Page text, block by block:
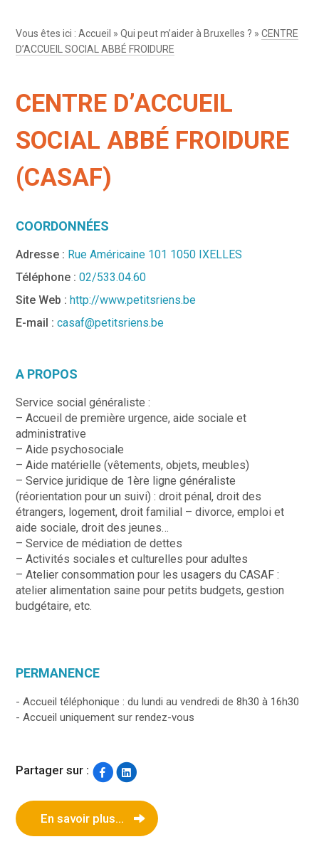
Vous êtes ici :Accueil »Qui peut m’aider à Bruxelles ? »CENTRE
D’ACCUEIL SOCIAL ABBÉ FROIDURE
CENTRE D’ACCUEIL
SOCIAL ABBÉ FROIDURE
(CASAF)
COORDONNÉES
Adresse : Rue Américaine 101 1050 IXELLES
Téléphone :02/533.04.60
Site Web : http://www.petitsriens.be
E-mail : casaf@petitsriens.be
A PROPOS
Service social généraliste :
– Accueil de première urgence, aide sociale et
administrative
– Aide psychosociale
– Aide matérielle (vêtements, objets, meubles)
– Service juridique de 1ère ligne généraliste
(réorientation pour un suivi) : droit pénal, droit des
étrangers, logement, droit familial – divorce, emploi et
aide sociale, droit des jeunes…
– Service de médiation de dettes
– Activités sociales et culturelles pour adultes
– Atelier consommation pour les usagers du CASAF :
atelier alimentation saine pour petits budgets, gestion
budgétaire, etc.
PERMANENCE
- Accueil téléphonique : du lundi au vendredi de 8h30 à 16h30
- Accueil uniquement sur rendez-vous
Partager sur :
En savoir plus...